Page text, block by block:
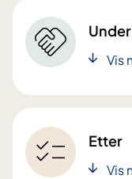
Under
Vis
Etter
Vis